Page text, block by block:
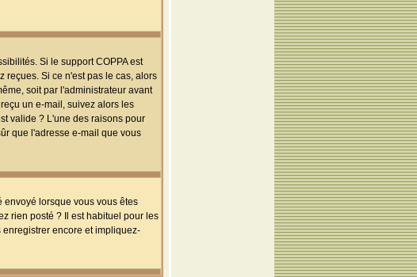
Si le support COPPA est
reçues. Si ce n'est pas le cas, alors
soit par l'administrateur avant
un e-mail, suivez alors les
valide ? L'une des raisons pour
que l'adresse e-mail que vous
envoyé lorsque vous vous êtes
rien posté ? Il est habituel pour les
encore et impliquez-